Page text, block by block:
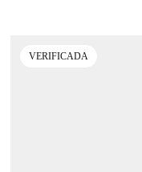
VERIFICADA